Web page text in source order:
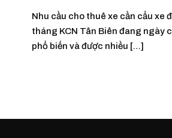
Nhu cầu cho thuê xe cần cẩu xe
tháng KCN Tân Biên đang ngày
phổ biến và được nhiều […]